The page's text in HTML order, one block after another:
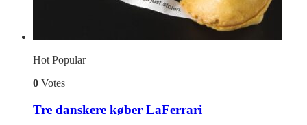
Hot Popular
0 Votes
Tre danskere køber LaFerrari